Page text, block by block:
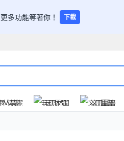
多功能等著你！ 下載
人清潔 玩具休閒 文具圖書